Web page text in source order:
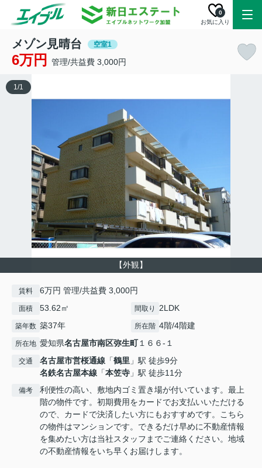
お気に入り
0
メゾン見晴台 空室1
6万円 管理/共益費 3,000円
【外観】
1/1
賃料 6万円 管理/共益費 3,000円
面積 53.62㎡ 間取り 2LDK
築年数 築37年 所在階 4階/4階建
所在地 愛知県名古屋市南区弥生町１６６-１
交通 名古屋市営桜通線 「鶴里 」駅 徒歩9分
名鉄名古屋本線 「本笠寺 」駅 徒歩11分
備考
利便性の高い、敷地内ゴミ置き場が付いています。最上
階の物件です。初期費用をカードでお支払いいただける
ので、カードで決済したい方にもおすすめです。こちら
の物件はマンションです。できるだけ早めに不動産情報
を集めたい方は当社スタッフまでご連絡ください。地域
の不動産情報をいち早くお届けします。